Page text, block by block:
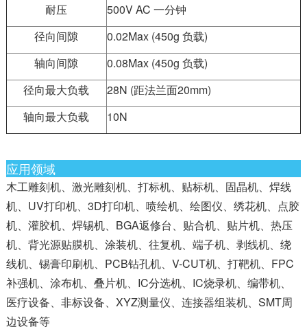
耐压
500V AC 一分钟
径向间隙
0.02Max (450g 负载)
轴向间隙
0.08Max (450g 负载)
径向最大负载
28N (距法兰面20mm)
轴向最大负载
10N
应用领域
木工雕刻机、激光雕刻机、打标机、贴标机、固晶机、焊线
机、UV打印机、3D打印机、喷绘机、绘图仪、绣花机、点胶
机、灌胶机、焊锡机、BGA返修台、贴合机、贴片机、热压
机、背光源贴膜机、涂装机、往复机、端子机、剥线机、绕
线机、锡膏印刷机、PCB钻孔机、V-CUT机、打靶机、FPC
补强机、涂布机、叠片机、IC分选机、IC烧录机、编带机、
医疗设备、非标设备、XYZ测量仪、连接器组装机、SMT周
边设备等